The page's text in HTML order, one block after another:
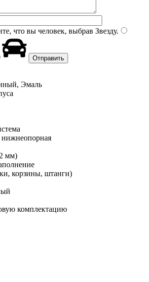
что вы человек, выбрав Звезду.
Эмаль
мм)
корзины, штанги)
комплектацию